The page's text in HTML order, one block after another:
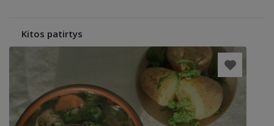
Kitos patirtys